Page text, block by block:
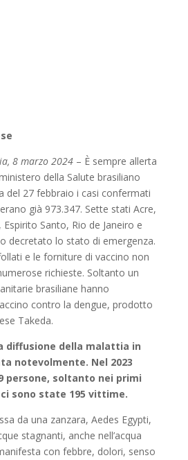
8 marzo 2024– È sempre allerta
della Salute brasiliano
del 27 febbraio i casi confermati
già 973.347. Sette stati Acre,
Santo, Rio de Janeiro e
decretato lo stato di emergenza.
e le forniture di vaccino non
richieste. Soltanto un
brasiliane hanno
contro la dengue, prodotto
Takeda.
diffusione della malattia in
notevolmente. Nel 2023
persone, soltanto nei primi
ci sono state 195 vittime.
da una zanzara, Aedes Egypti,
stagnanti, anche nell’acqua
con febbre, dolori, senso